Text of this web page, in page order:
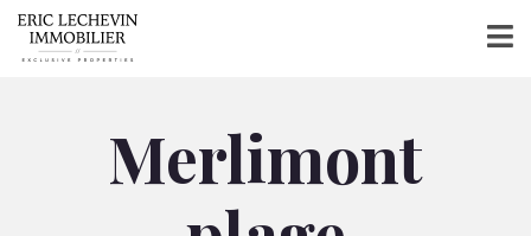
Merlimont